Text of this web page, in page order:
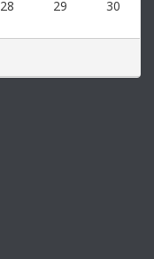
28 29
30